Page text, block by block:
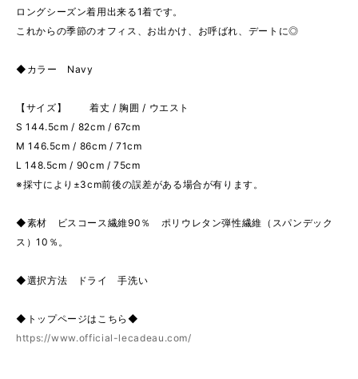
ロングシーズン着用出来る1着です。
これからの季節のオフィス、お出かけ、お呼ばれ、デートに◎
◆カラー Navy
【サイズ】 着丈 / 胸囲 / ウエスト
S 144.5cm / 82cm / 67cm
M 146.5cm / 86cm / 71cm
L 148.5cm / 90cm / 75cm
※採寸により±3cm前後の誤差がある場合が有ります。
◆素材 ビスコース繊維90％ ポリウレタン弾性繊維（スパンデック
ス）10％。
◆選択方法 ドライ 手洗い
◆トップページはこちら◆
https://www.official-lecadeau.com/